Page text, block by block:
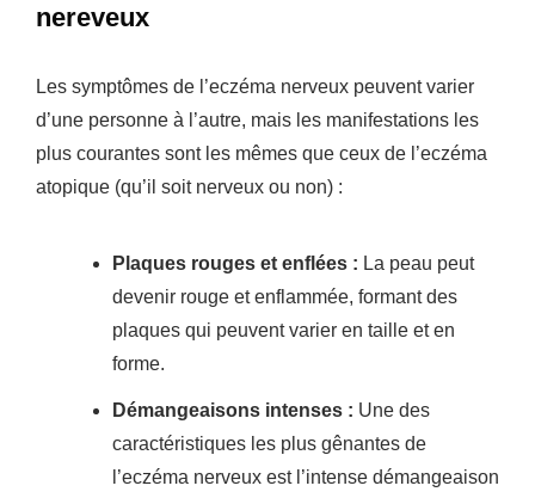
nereveux
Les symptômes de l’eczéma nerveux peuvent varier
d’une personne à l’autre, mais les manifestations les
plus courantes sont les mêmes que ceux de l’eczéma
atopique (qu’il soit nerveux ou non) :
Plaques rouges et enflées : La peau peut
devenir rouge et enflammée, formant des
plaques qui peuvent varier en taille et en
forme.
Démangeaisons intenses : Une des
caractéristiques les plus gênantes de
l’eczéma nerveux est l’intense démangeaison